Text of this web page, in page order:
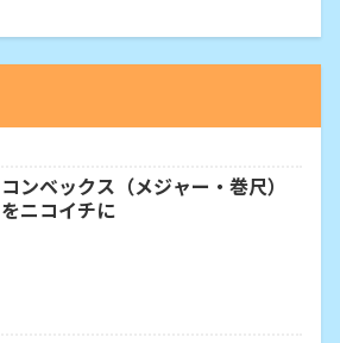
コンベックス（メジャー・巻尺）
をニコイチに